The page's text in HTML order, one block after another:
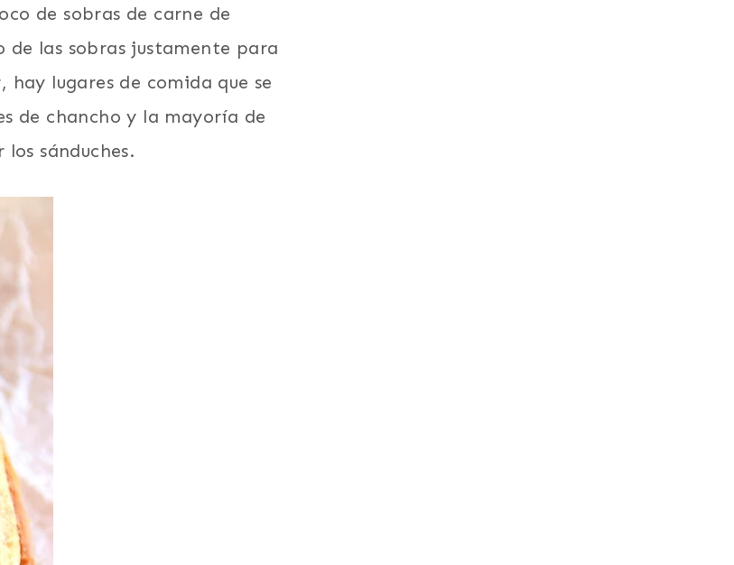
de sobras de carne de
de las sobras justamente para
hay lugares de comida que se
de chancho y la mayoría de
sánduches.